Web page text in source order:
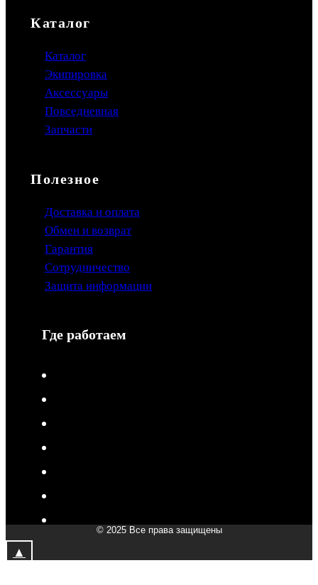
Каталог
Каталог
Экипировка
Аксессуары
Повседневная
Запчасти
Полезное
Доставка и оплата
Обмен и возврат
Гарантия
Сотрудничество
Защита информации
Где работаем
© 2025 Все права защищены
▲